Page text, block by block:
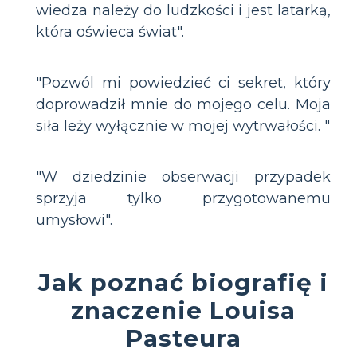
wiedza należy do ludzkości i jest latarką,
która oświeca świat".
"Pozwól mi powiedzieć ci sekret, który
doprowadził mnie do mojego celu. Moja
siła leży wyłącznie w mojej wytrwałości. "
"W dziedzinie obserwacji przypadek
sprzyja tylko przygotowanemu
umysłowi".
Jak poznać biografię i
znaczenie Louisa
Pasteura